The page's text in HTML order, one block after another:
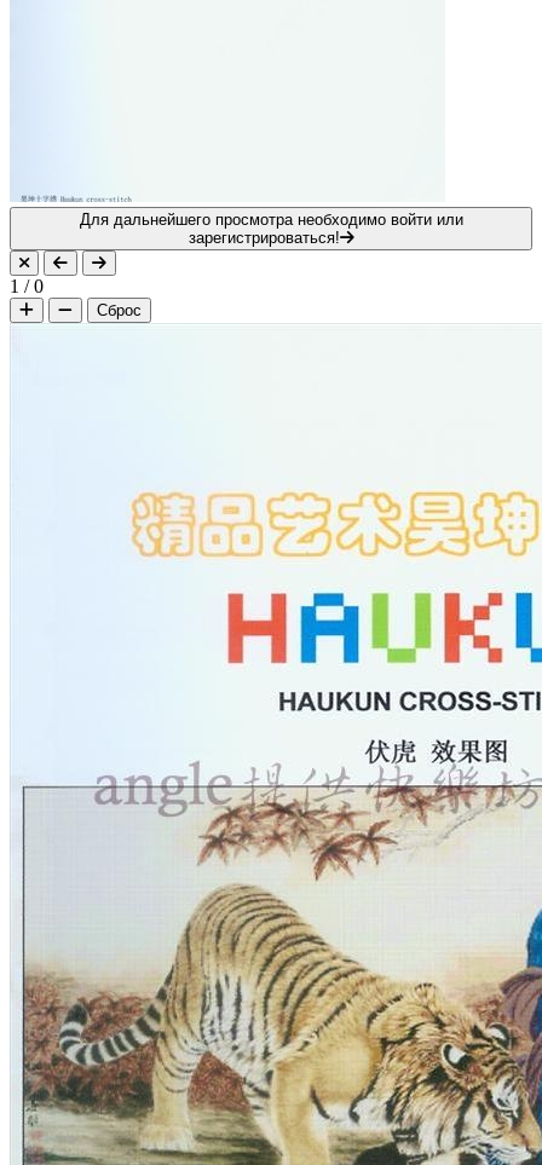
Для дальнейшего просмотра необходимо войти или
зарегистрироваться!
1 /0
Сброс